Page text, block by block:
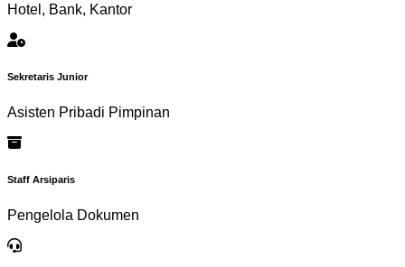
Hotel, Bank, Kantor
Sekretaris Junior
Asisten Pribadi Pimpinan
Staff Arsiparis
Pengelola Dokumen